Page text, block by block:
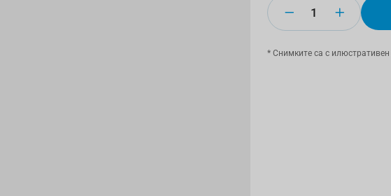
Количество
* Снимките са с илюстративен